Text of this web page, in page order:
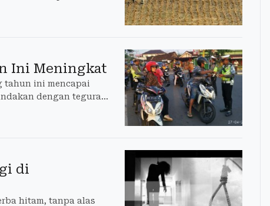
Ini Meningkat
tahun ini mencapai
dengan teguran
di
hitam, tanpa alas